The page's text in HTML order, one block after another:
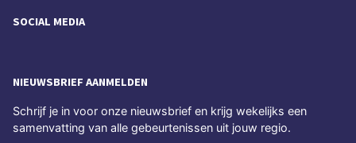
SOCIAL MEDIA
NIEUWSBRIEF AANMELDEN
Schrijf je in voor onze nieuwsbrief en krijg wekelijks een
samenvatting van alle gebeurtenissen uit jouw regio.